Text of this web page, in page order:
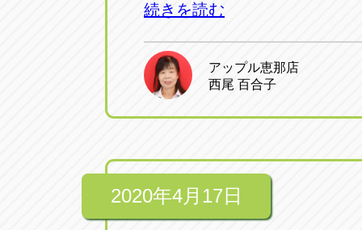
続きを読む
アップル恵那店
西尾 百合子
2020年4月17日